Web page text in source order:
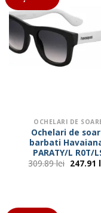
OCHELARI DE
Ochelari de
barbati
PARATY/L R0T/
309.89lei Prețul
inițial
247.91